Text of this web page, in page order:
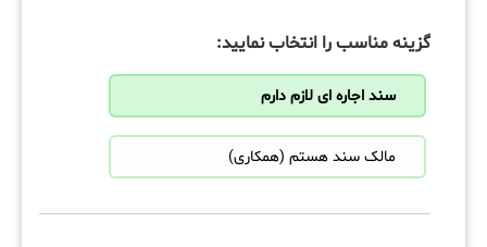
گزینه مناسب را انتخاب نمایید:
سند اجاره ای لازم دارم
مالک سند هستم (همکاری)